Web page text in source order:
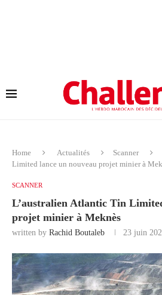
Home Actualités Scanner
Limited lance un nouveau projet minier à
SCANNER
L’australien Atlantic Tin
projet minier à Meknès
written by Rachid Boutaleb 23 juin